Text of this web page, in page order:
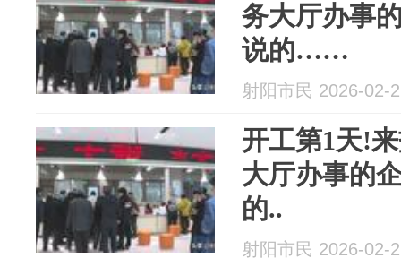
务大厅办事
说的……
射阳市民 2026-02-
开工第1天!
大厅办事的
的..
射阳市民 2026-02-